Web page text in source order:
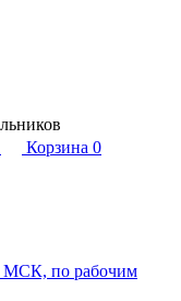
Корзина 0
МСК, по рабочим